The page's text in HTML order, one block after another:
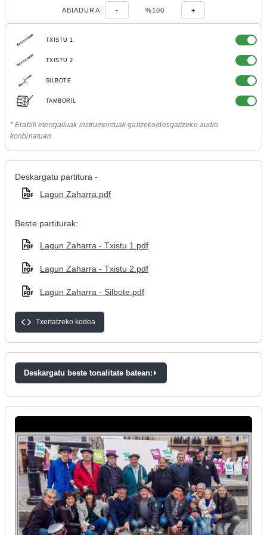
ABIADURA: - %100 +
TXISTU 1
TXISTU 2
SILBOTE
TAMBORIL
* Erabili etengailuak instrumentuak gaitzeko/desgaitzeko audio
konbinatuan.
Deskargatu partitura -
Lagun Zaharra.pdf
Beste partiturak:
Lagun Zaharra - Txistu 1.pdf
Lagun Zaharra - Txistu 2.pdf
Lagun Zaharra - Silbote.pdf
Txertatzeko kodea
Deskargatu beste tonalitate batean: